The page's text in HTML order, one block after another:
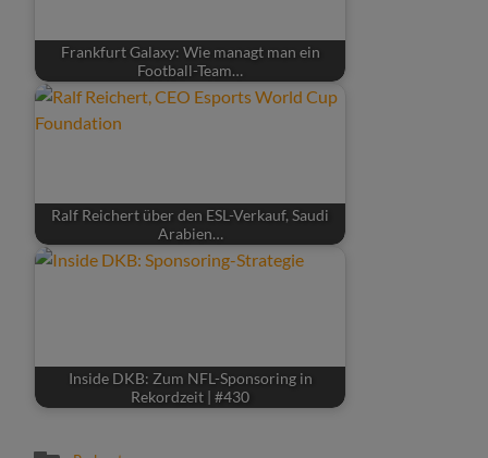
Frankfurt Galaxy: Wie managt man ein
Football-Team…
Ralf Reichert über den ESL-Verkauf, Saudi
Arabien…
Inside DKB: Zum NFL-Sponsoring in
Rekordzeit | #430